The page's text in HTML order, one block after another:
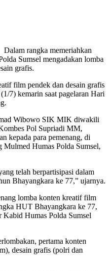
rangka memeriahkan
Sumsel mengadakan lomba
grafis.
film pendek dan desain grafis
7) kemarin saat pagelaran Hari
Wibowo SIK MIK diwakili
Pol Supriadi MM,
kepada para pemenang, di
Humas Polda Sumsel,
telah berpartisipasi dalam
Bhayangkara ke 77,” ujarnya.
lomba konten kreatif film
HUT Bhayangkara ke 77,
Kabid Humas Polda Sumsel
pertama konten
desain grafis (polri dan